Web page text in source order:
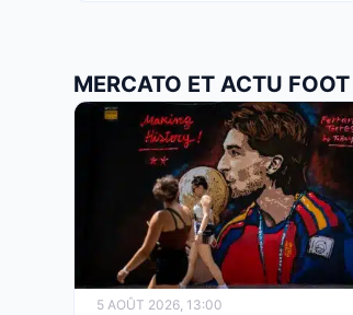
MERCATO ET ACTU
5 AOÛT 2026, 13:00